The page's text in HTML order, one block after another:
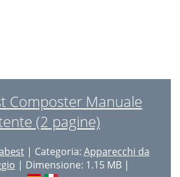
Composter Manuale
(2 pagine)
| Categoria: Apparecchi da
| Dimensione: 1.15 MB |